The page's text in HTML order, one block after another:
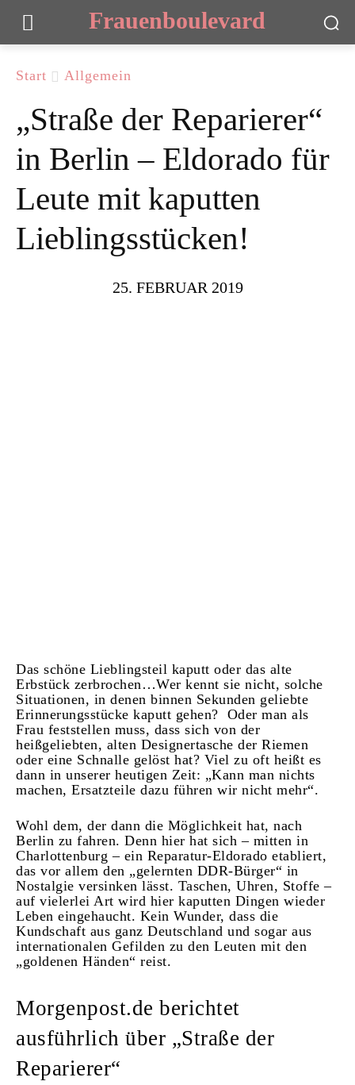
Frauenboulevard
Start Allgemein
„Straße der Reparierer“
in Berlin – Eldorado für
Leute mit kaputten
Lieblingsstücken!
25. FEBRUAR 2019
Das schöne Lieblingsteil kaputt oder das alte
Erbstück zerbrochen…Wer kennt sie nicht, solche
Situationen, in denen binnen Sekunden geliebte
Erinnerungsstücke kaputt gehen? Oder man als
Frau feststellen muss, dass sich von der
heißgeliebten, alten Designertasche der Riemen
oder eine Schnalle gelöst hat? Viel zu oft heißt es
dann in unserer heutigen Zeit: „Kann man nichts
machen, Ersatzteile dazu führen wir nicht mehr“.
Wohl dem, der dann die Möglichkeit hat, nach
Berlin zu fahren. Denn hier hat sich – mitten in
Charlottenburg – ein Reparatur-Eldorado etabliert,
das vor allem den „gelernten DDR-Bürger“ in
Nostalgie versinken lässt. Taschen, Uhren, Stoffe –
auf vielerlei Art wird hier kaputten Dingen wieder
Leben eingehaucht. Kein Wunder, dass die
Kundschaft aus ganz Deutschland und sogar aus
internationalen Gefilden zu den Leuten mit den
„goldenen Händen“ reist.
Morgenpost.de berichtet
ausführlich über „Straße der
Reparierer“